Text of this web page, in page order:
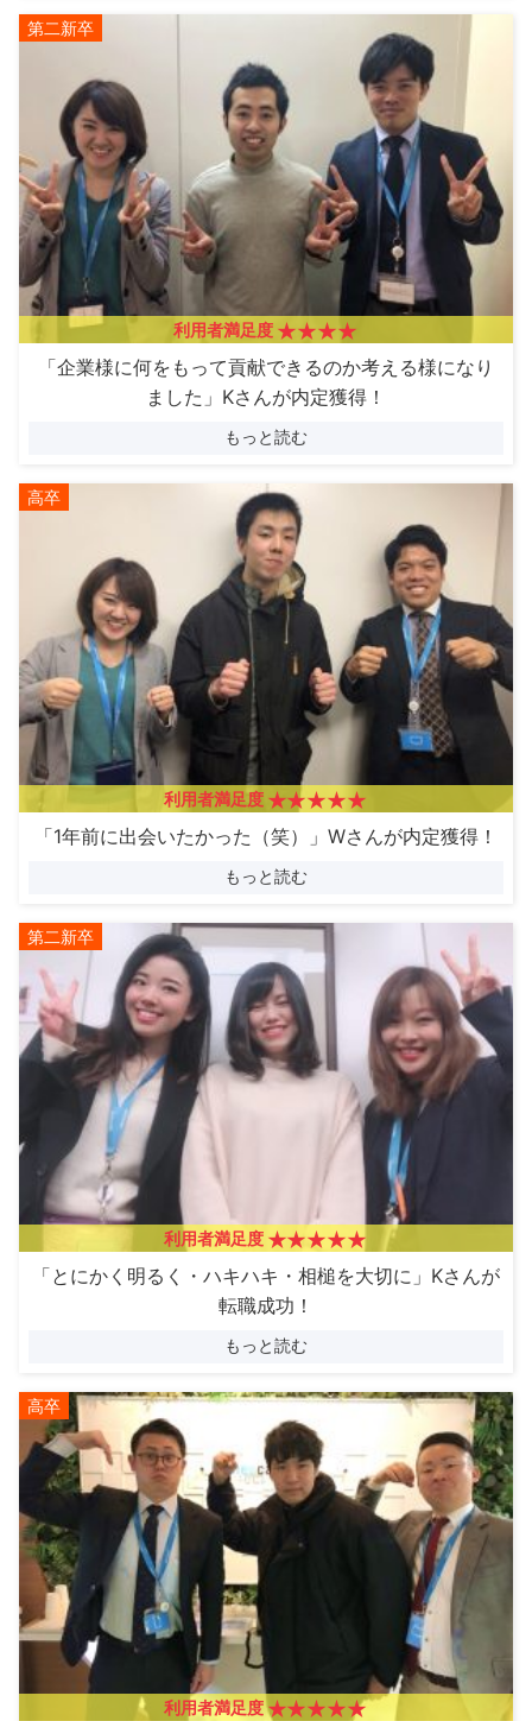
第二新卒
利用者満足度
「企業様に何をもって貢献できるのか考える様になり
ました」Kさんが内定獲得！
もっと読む
高卒
利用者満足度
「1年前に出会いたかった（笑）」Wさんが内定獲得！
もっと読む
第二新卒
利用者満足度
「とにかく明るく・ハキハキ・相槌を大切に」Kさんが
転職成功！
もっと読む
高卒
利用者満足度